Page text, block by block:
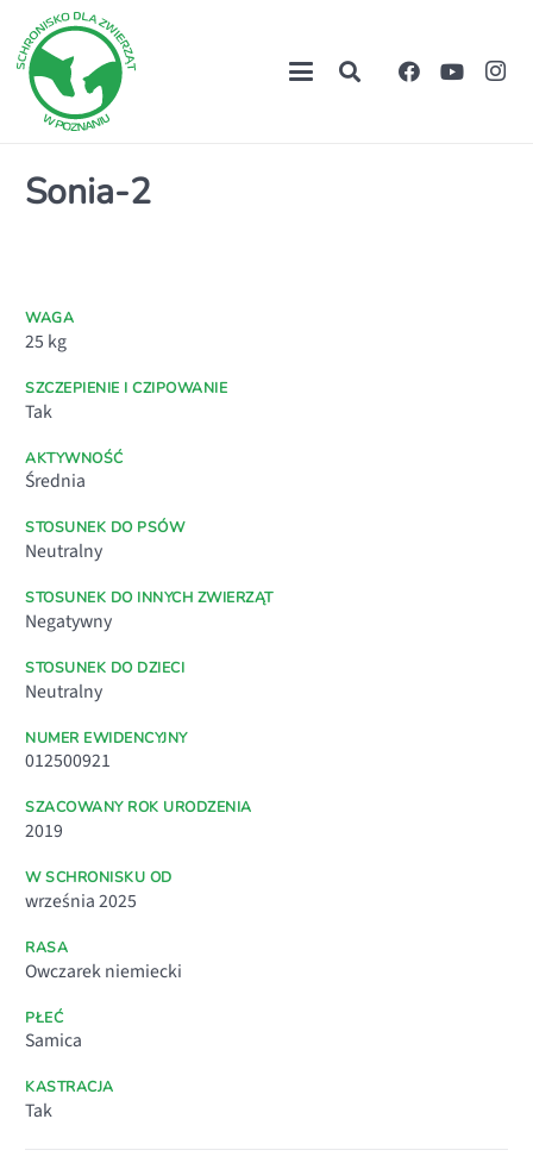
Sonia-2
NUMER EWIDENCYJNY
012500921
SZACOWANY ROK URODZENIA
2019
W SCHRONISKU OD
września 2025
RASA
Owczarek niemiecki
PŁEĆ
Samica
KASTRACJA
Tak
WAGA
25 kg
SZCZEPIENIE I CZIPOWANIE
Tak
AKTYWNOŚĆ
Średnia
STOSUNEK DO PSÓW
Neutralny
STOSUNEK DO INNYCH ZWIERZĄT
Negatywny
STOSUNEK DO DZIECI
Neutralny